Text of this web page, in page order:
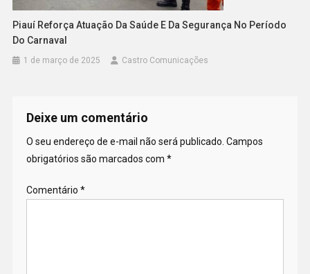
Piauí Reforça Atuação Da Saúde E Da Segurança No Período
Do Carnaval
1 de março de 2025 Castro Comunicações
Deixe um comentário
O seu endereço de e-mail não será publicado. Campos
obrigatórios são marcados com *
Comentário *